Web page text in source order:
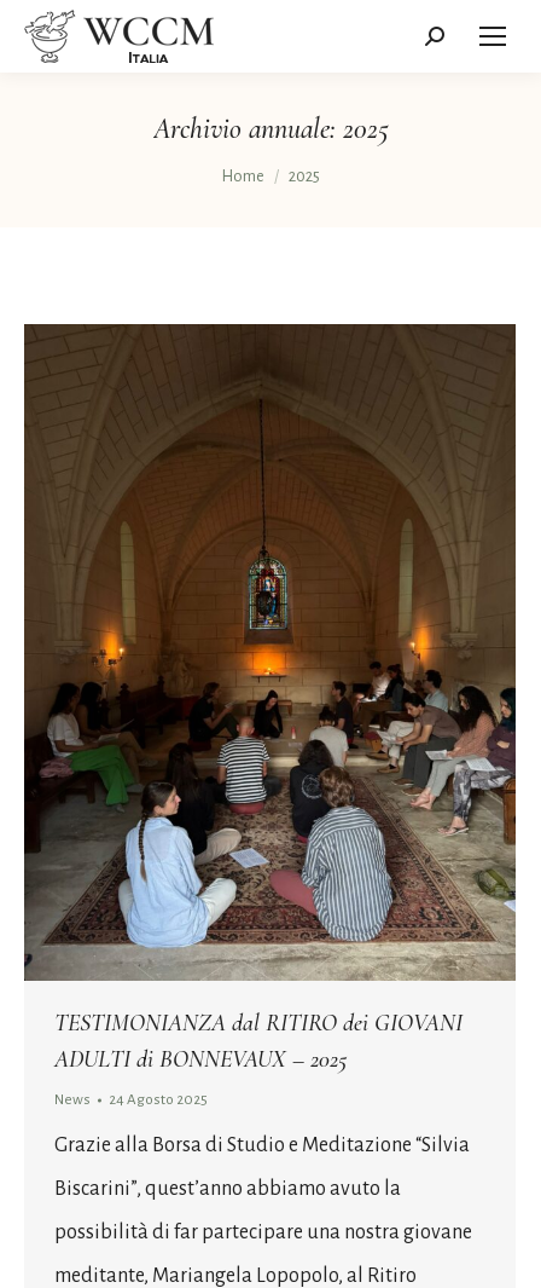
Cerca:
Archivio annuale: 2025
Tu sei qui:
Home 2025
TESTIMONIANZA dal RITIRO dei GIOVANI
ADULTI di BONNEVAUX – 2025
News 24 Agosto 2025
Grazie alla Borsa di Studio e Meditazione “Silvia
Biscarini”, quest’anno abbiamo avuto la
possibilità di far partecipare una nostra giovane
meditante, Mariangela Lopopolo, al Ritiro